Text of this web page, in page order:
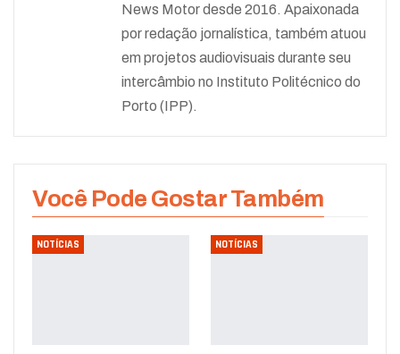
News Motor desde 2016. Apaixonada
por redação jornalística, também atuou
em projetos audiovisuais durante seu
intercâmbio no Instituto Politécnico do
Porto (IPP).
Você Pode Gostar Também
NOTÍCIAS NOTÍCIAS